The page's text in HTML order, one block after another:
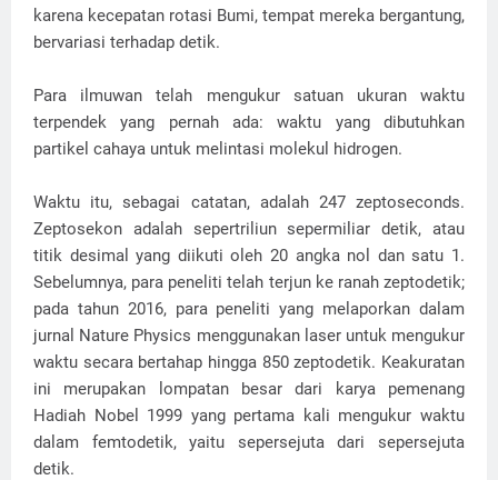
karena kecepatan rotasi Bumi, tempat mereka bergantung,
bervariasi terhadap detik.
Para ilmuwan telah mengukur satuan ukuran waktu
terpendek yang pernah ada: waktu yang dibutuhkan
partikel cahaya untuk melintasi molekul hidrogen.
Waktu itu, sebagai catatan, adalah 247 zeptoseconds.
Zeptosekon adalah sepertriliun sepermiliar detik, atau
titik desimal yang diikuti oleh 20 angka nol dan satu 1.
Sebelumnya, para peneliti telah terjun ke ranah zeptodetik;
pada tahun 2016, para peneliti yang melaporkan dalam
jurnal Nature Physics menggunakan laser untuk mengukur
waktu secara bertahap hingga 850 zeptodetik. Keakuratan
ini merupakan lompatan besar dari karya pemenang
Hadiah Nobel 1999 yang pertama kali mengukur waktu
dalam femtodetik, yaitu sepersejuta dari sepersejuta
detik.